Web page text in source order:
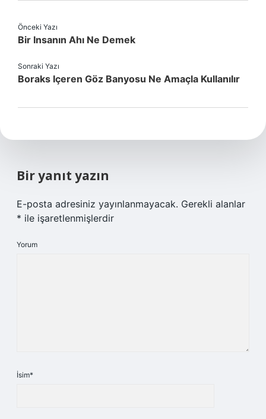
Önceki Yazı
Bir Insanın Ahı Ne Demek
Sonraki Yazı
Boraks Içeren Göz Banyosu Ne Amaçla Kullanılır
Bir yanıt yazın
E-posta adresiniz yayınlanmayacak. Gerekli alanlar
* ile işaretlenmişlerdir
Yorum
İsim*